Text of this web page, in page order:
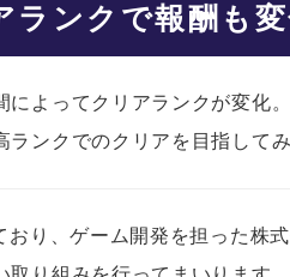
ランクで報酬も
よってクリアランクが変化
ンクでのクリアを目指して
り、ゲーム開発を担った株